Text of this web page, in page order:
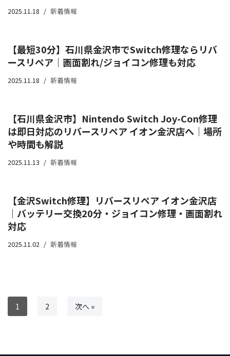
2025.11.18 新着情報
【最短30分】石川県金沢市でSwitch修理ならリバ
ースリペア｜画面割れ/ジョイコン修理も対応
2025.11.18 新着情報
【石川県金沢市】Nintendo Switch Joy-Con修理
は即日対応のリバースリペア イオン金沢店へ｜場所
や時間も解説
2025.11.13 新着情報
【金沢Switch修理】リバースリペア イオン金沢店
｜バッテリー交換20分・ジョイコン修理・画面割れ
対応
2025.11.02 新着情報
1 2 次へ »